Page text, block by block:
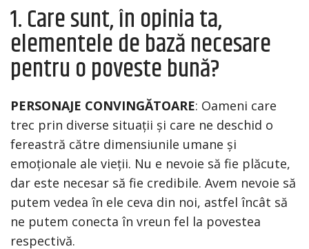
1. Care sunt, în opinia ta,
elementele de bază necesare
pentru o poveste bună?
PERSONAJE CONVINGĂTOARE: Oameni care
trec prin diverse situații și care ne deschid o
fereastră către dimensiunile umane și
emoționale ale vieții. Nu e nevoie să fie plăcute,
dar este necesar să fie credibile. Avem nevoie să
putem vedea în ele ceva din noi, astfel încât să
ne putem conecta în vreun fel la povestea
respectivă.